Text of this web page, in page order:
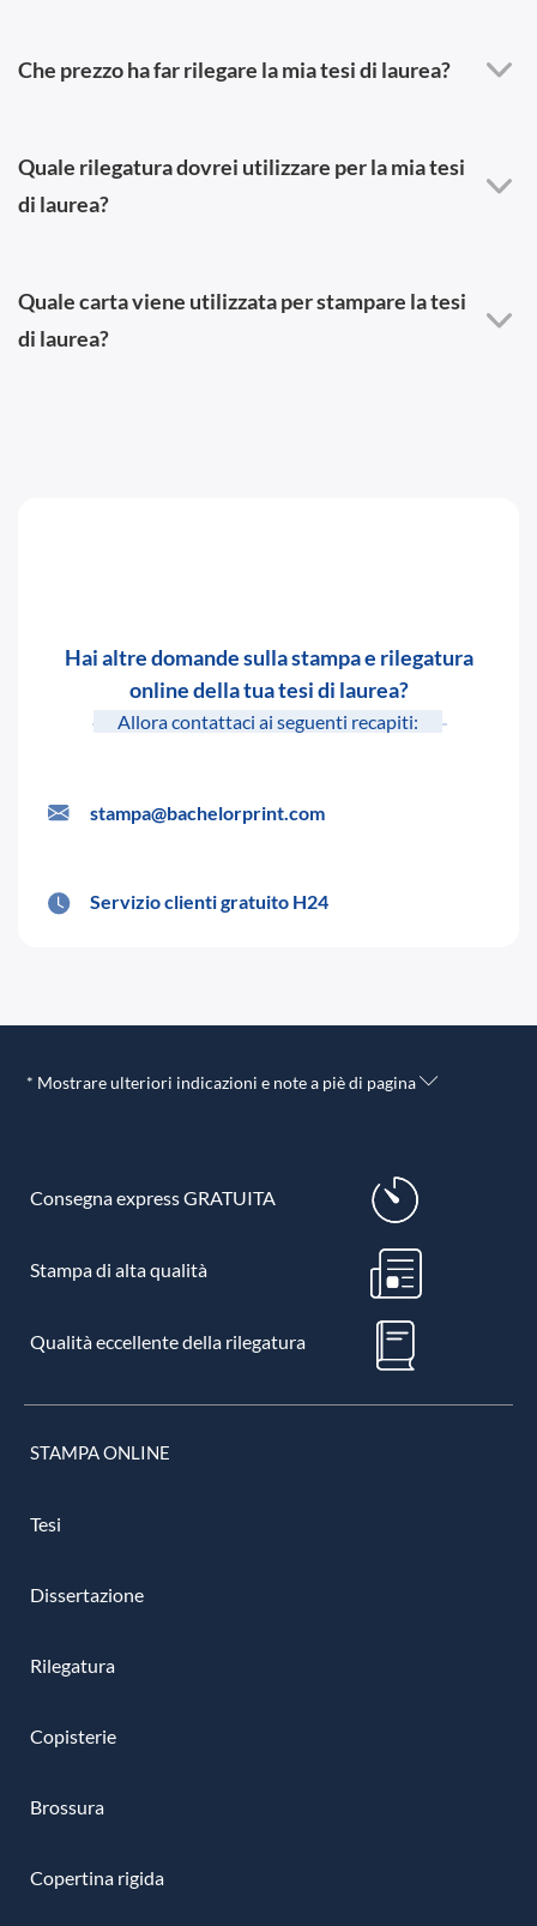
Che prezzo ha far rilegare la mia tesi di laurea?
Quale rilegatura dovrei utilizzare per la mia tesi
di laurea?
Quale carta viene utilizzata per stampare la tesi
di laurea?
Hai altre domande sulla stampa e rilegatura
online della tua tesi di laurea?
Allora contattaci ai seguenti recapiti:
stampa@bachelorprint.com
Servizio clienti gratuito H24
* Mostrare ulteriori indicazioni e note a piè di pagina
Consegna express GRATUITA
Stampa di alta qualità
Qualità eccellente della rilegatura
STAMPA ONLINE
Tesi
Dissertazione
Rilegatura
Copisterie
Brossura
Copertina rigida